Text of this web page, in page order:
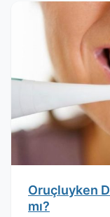
Oruçluyken
mı?